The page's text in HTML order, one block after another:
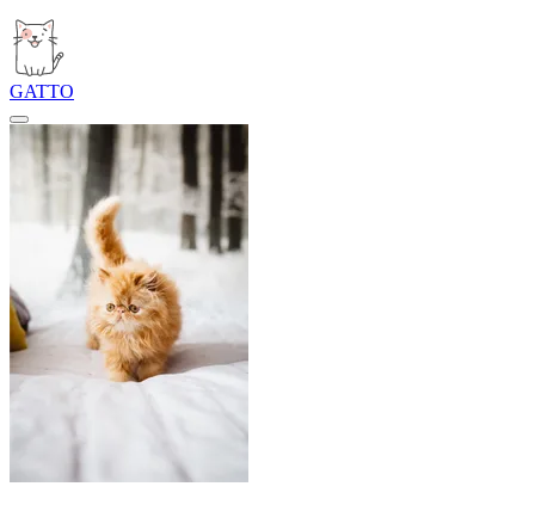
GATTO